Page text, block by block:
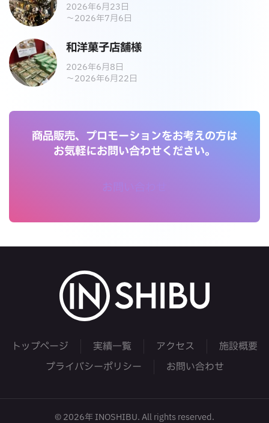
2026年6月23日
～2026年7月6日
和洋菓子店舗様
2026年6月8日
～2026年6月22日
商品販売、プロモーションをお考えの方は
お気軽にお問い合わせください。
お問い合わせ
トップページ 実績一覧 アクセス
施設概要
プライバシーポリシー
お問い合わせ
©2026年 INOSHIBU. All rights reserved.